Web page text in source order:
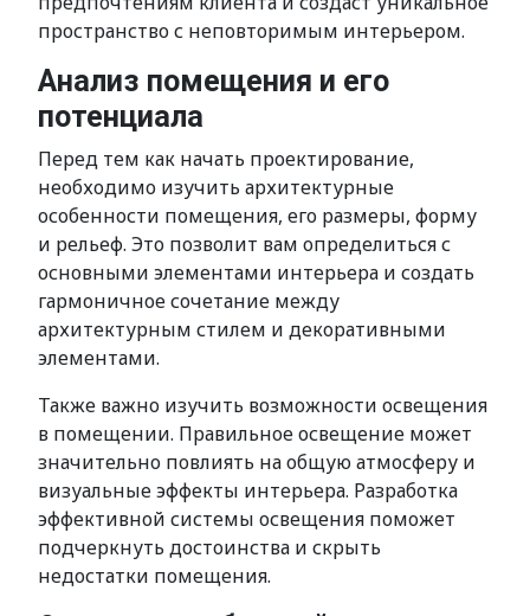
пространство с неповторимым интерьером.
Анализ помещения и его
потенциала
Перед тем как начать проектирование,
необходимо изучить архитектурные
особенности помещения, его размеры, форму
и рельеф. Это позволит вам определиться с
основными элементами интерьера и создать
гармоничное сочетание между
архитектурным стилем и декоративными
элементами.
Также важно изучить возможности освещения
в помещении. Правильное освещение может
значительно повлиять на общую атмосферу и
визуальные эффекты интерьера. Разработка
эффективной системы освещения поможет
подчеркнуть достоинства и скрыть
недостатки помещения.